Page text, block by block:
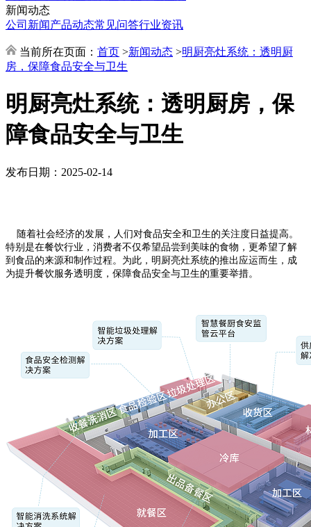
新闻动态
公司新闻产品动态常见问答行业资讯
当前所在页面： 首页 >新闻动态 >明厨亮灶系统：透明厨
房，保障食品安全与卫生
明厨亮灶系统：透明厨房，保
障食品安全与卫生
发布日期：2025-02-14
随着社会经济的发展，人们对食品安全和卫生的关注度日益提高。
特别是在餐饮行业，消费者不仅希望品尝到美味的食物，更希望了解
到食品的来源和制作过程。为此，明厨亮灶系统的推出应运而生，成
为提升餐饮服务透明度，保障食品安全与卫生的重要举措。